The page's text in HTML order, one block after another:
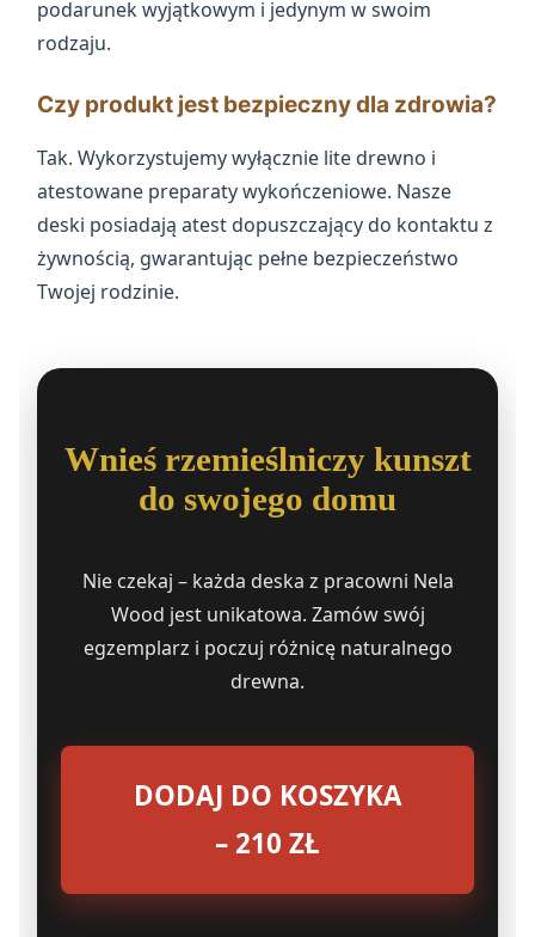
podarunek wyjątkowym i jedynym w swoim
rodzaju.
Czy produkt jest bezpieczny dla zdrowia?
Tak. Wykorzystujemy wyłącznie lite drewno i
atestowane preparaty wykończeniowe. Nasze
deski posiadają atest dopuszczający do kontaktu z
żywnością, gwarantując pełne bezpieczeństwo
Twojej rodzinie.
Wnieś rzemieślniczy kunszt
do swojego domu
Nie czekaj – każda deska z pracowni Nela
Wood jest unikatowa. Zamów swój
egzemplarz i poczuj różnicę naturalnego
drewna.
DODAJ DO KOSZYKA
– 210 ZŁ